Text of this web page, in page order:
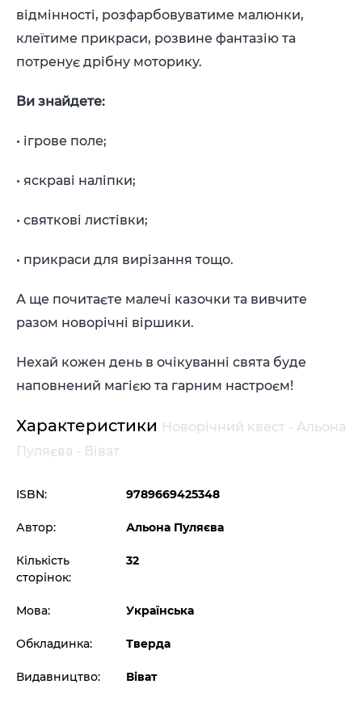
відмінності, розфарбовуватиме малюнки,
клеїтиме прикраси, розвине фантазію та
потренує дрібну моторику.
Ви знайдете:
• ігрове поле;
• яскраві наліпки;
• святкові листівки;
• прикраси для вирізання тощо.
А ще почитаєте малечі казочки та вивчите
разом новорічні віршики.
Нехай кожен день в очікуванні свята буде
наповнений магією та гарним настроєм!
Характеристики Новорічний квест - Альона
Пуляєва - Віват
ISBN: 9789669425348
Автор: Альона Пуляєва
Кількість
сторінок:
32
Мова: Українська
Обкладинка: Тверда
Видавництво: Віват